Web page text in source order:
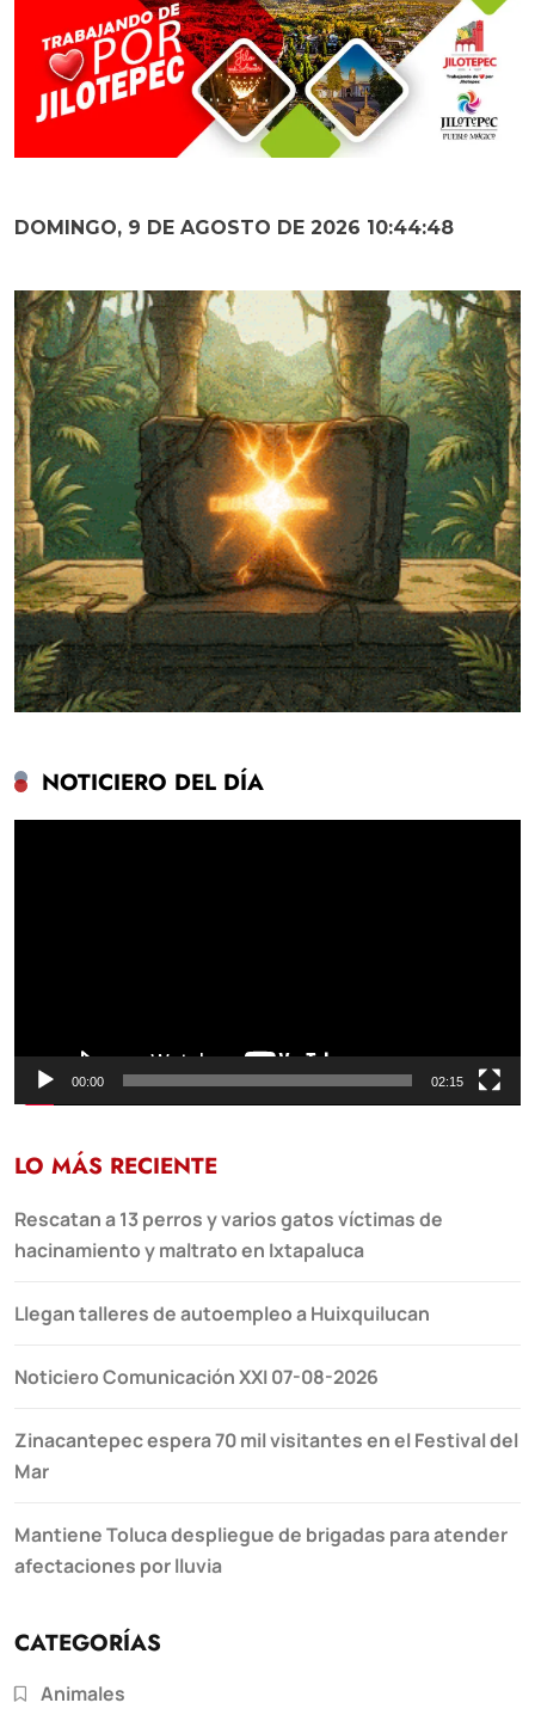
DOMINGO, 9 DE AGOSTO DE 2026 10:44:50
NOTICIERO DEL DÍA
00:00 02:15
LO MÁS RECIENTE
Rescatan a 13 perros y varios gatos víctimas de
hacinamiento y maltrato en Ixtapaluca
Llegan talleres de autoempleo a Huixquilucan
Noticiero Comunicación XXI 07-08-2026
Zinacantepec espera 70 mil visitantes en el Festival del
Mar
Mantiene Toluca despliegue de brigadas para atender
afectaciones por lluvia
CATEGORÍAS
Animales